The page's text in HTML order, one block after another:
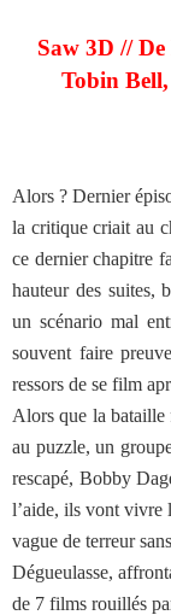
Saw 3D //
Tobin
Alors ? Dernier
la critique criait au
ce dernier chapitre
hauteur des suites,
un scénario mal
souvent faire
ressors de se film
Alors que la bataille
au puzzle, un
rescapé, Bobby
l’aide, ils vont vivre
vague de terreur
Dégueulasse,
de 7 films rouillés